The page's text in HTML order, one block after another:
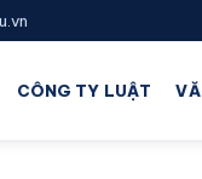
CÔNG TY LUẬT